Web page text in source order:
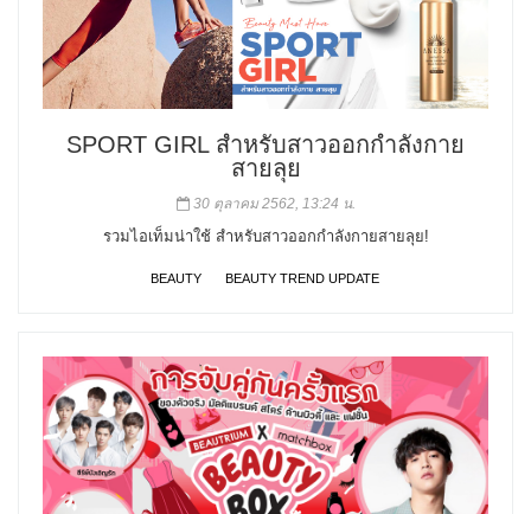
SPORT GIRL สำหรับสาวออกกำลังกาย
สายลุย
30 ตุลาคม 2562, 13:24 น.
รวมไอเท็มน่าใช้ สำหรับสาวออกกำลังกายสายลุย!
BEAUTY BEAUTY TREND UPDATE